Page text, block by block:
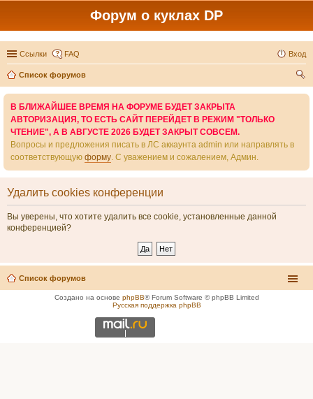
Форум о куклах DP
Ссылки FAQ Вход
Список форумов
В БЛИЖАЙШЕЕ ВРЕМЯ НА ФОРУМЕ БУДЕТ ЗАКРЫТА
АВТОРИЗАЦИЯ, ТО ЕСТЬ САЙТ ПЕРЕЙДЕТ В РЕЖИМ "ТОЛЬКО
ЧТЕНИЕ", А В АВГУСТЕ 2026 БУДЕТ ЗАКРЫТ СОВСЕМ.
Вопросы и предложения писать в ЛС аккаунта admin или направлять в
соответствующую форму. С уважением и сожалением, Админ.
Удалить cookies конференции
Вы уверены, что хотите удалить все cookie, установленные данной
конференцией?
Список форумов
Создано на основе phpBB® Forum Software © phpBB Limited
Русская поддержка phpBB